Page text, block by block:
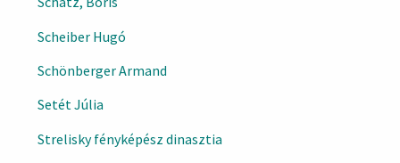
Scheiber Hugó
Schönberger Armand
Setét Júlia
Strelisky fényképész dinasztia